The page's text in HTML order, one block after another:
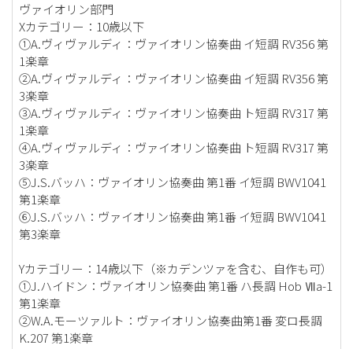
ヴァイオリン部門
Xカテゴリー：10歳以下
①A.ヴィヴァルディ：ヴァイオリン協奏曲 イ短調 RV356 第
1楽章
②A.ヴィヴァルディ：ヴァイオリン協奏曲 イ短調 RV356 第
3楽章
③A.ヴィヴァルディ：ヴァイオリン協奏曲 ト短調 RV317 第
1楽章
④A.ヴィヴァルディ：ヴァイオリン協奏曲 ト短調 RV317 第
3楽章
⑤J.S.バッハ：ヴァイオリン協奏曲 第1番 イ短調 BWV1041
第1楽章
⑥J.S.バッハ：ヴァイオリン協奏曲 第1番 イ短調 BWV1041
第3楽章
Yカテゴリー：14歳以下（※カデンツァを含む、自作も可）
①J.ハイドン：ヴァイオリン協奏曲 第1番 ハ長調 Hob Ⅶa-1
第1楽章
②W.A.モーツァルト：ヴァイオリン協奏曲第1番 変ロ長調
K.207 第1楽章